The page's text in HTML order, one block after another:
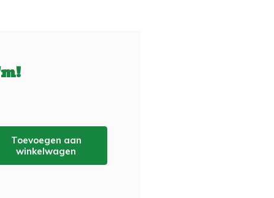
Toevoegen aan
winkelwagen